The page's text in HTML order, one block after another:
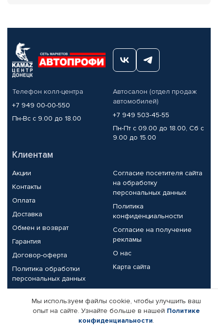
Телефон колл-центра
+7 949 00-00-550
Пн-Вс с 9.00 до 18.00
Автосалон (отдел продаж
автомобилей)
+7 949 503-45-55
Пн-Пт с 09.00 до 18.00, Сб с
9.00 до 15.00
Клиентам
Акции
Контакты
Оплата
Доставка
Обмен и возврат
Гарантия
Договор-оферта
Политика обработки
персональных данных
Согласие посетителя сайта
на обработку
персональных данных
Политика
конфиденциальности
Согласие на получение
рекламы
О нас
Карта сайта
Партнерам
Корпоративным клиентам
Реквизиты компании
Мы используем файлы cookie, чтобы улучшить ваш
опыт на сайте. Узнайте больше в нашей Политике
конфиденциальности.